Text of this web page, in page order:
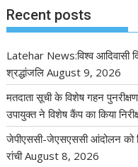
Recent posts
Latehar News:विश्व आदिवासी
श्रद्धांजलि August 9, 2026
मतदाता सूची के विशेष गहन
उपायुक्त ने विशेष कैंप का किया
जेपीएससी-जेएसएससी आंदोलन को
रांची August 8, 2026